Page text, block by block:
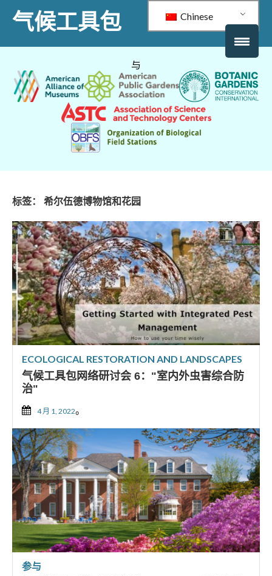
气候工具包 Chinese
与
标签： 希尔伍德博物馆和花园
ECOLOGICAL RESTORATION AND LANDSCAPES
气候工具包网络研讨会 6："室内外虫害综合防
治"
4 月 1, 2022。
参与